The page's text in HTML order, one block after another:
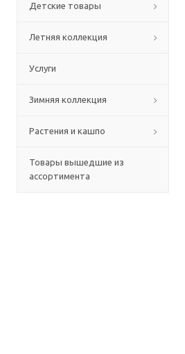
Детские товары
Летняя коллекция
Услуги
Зимняя коллекция
Растения и кашпо
Товары вышедшие из
ассортимента